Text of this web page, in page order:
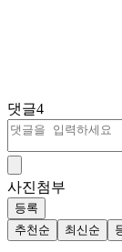
댓글4
사진첨부
등록
추천순
최신순